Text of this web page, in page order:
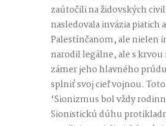
zaútočili na židovských
nasledovala invázia piatich
Palestínčanom, ale nielen
narodil legálne, ale s
zámer jeho hlavného
splniť svoj cieľ vojnou.
‘Sionizmus bol vždy
Sionistickú dúhu